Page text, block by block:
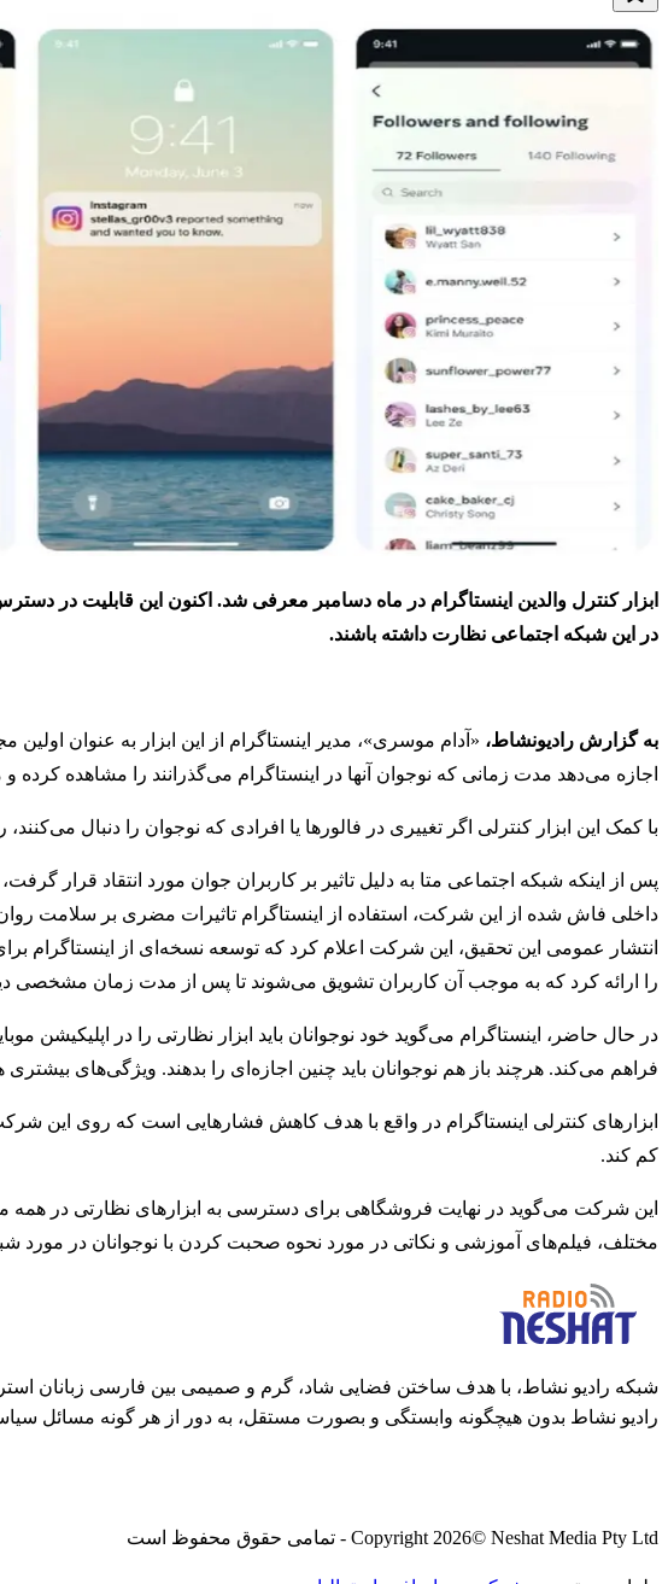
ابزار کنترل والدین اینستاگرام در ماه دسامبر معرفی شد. اکنون این قابلیت در
در این شبکه اجتماعی نظارت داشته باشند.
به گزارش رادیونشاط، «آدام موسری»، مدیر اینستاگرام از این ابزار به عنوان اولین
اجازه می‌دهد مدت زمانی که نوجوان آنها در اینستاگرام می‌گذرانند را مشاهده کرده و
با کمک این ابزار کنترلی اگر تغییری در فالورها یا افرادی که نوجوان را دنبال
پس از اینکه شبکه اجتماعی متا به دلیل تاثیر بر کاربران جوان مورد انتقاد قرار
داخلی فاش شده از این شرکت، استفاده از اینستاگرام تاثیرات مضری بر سلامت
را ارائه کرد که به موجب آن کاربران تشویق می‌شوند تا پس از مدت زمان مشخصی دیگر
در حال حاضر، اینستاگرام می‌گوید خود نوجوانان باید ابزار نظارتی را در اپلیکیشن
فراهم می‌کند. هرچند باز هم نوجوانان باید چنین اجازه‌ای را بدهند. ویژگی‌های
ابزارهای کنترلی اینستاگرام در واقع با هدف کاهش فشار‌هایی است که روی این شرکت
کم کند.
این شرکت می‌گوید در نهایت فروشگاهی برای دسترسی به ابزارهای نظارتی در همه
مختلف، فیلم‌های آموزشی و نکاتی در مورد نحوه صحبت کردن با نوجوانان در مورد
شبکه رادیو نشاط، با هدف ساختن فضایی شاد، گرم و صمیمی بین فارسی زبانان
رادیو نشاط بدون هیچگونه وابستگی و بصورت مستقل، به دور از هر گونه مسائل
Copyright 2026© Neshat Media Pty Ltd - تمامی حقوق محفوظ است